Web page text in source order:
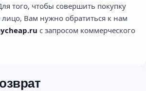
того, чтобы совершить покупку
Вам нужно обратиться к нам
с запросом коммерческого